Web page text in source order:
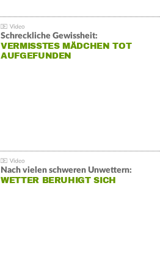
Schreckliche Gewissheit:
VERMISSTES MÄDCHEN TOT
AUFGEFUNDEN
Nach vielen schweren Unwettern:
WETTER BERUHIGT SICH